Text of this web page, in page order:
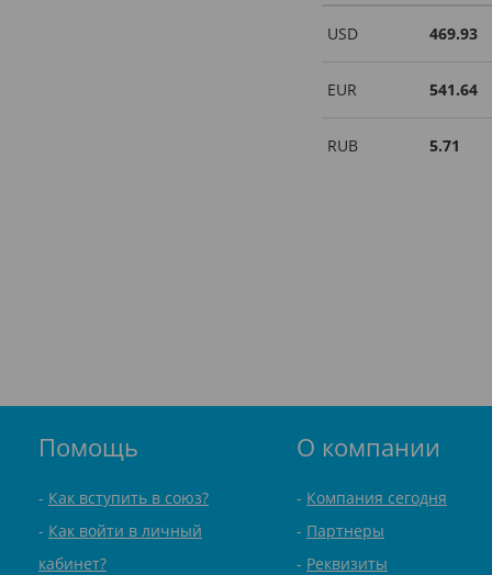
USD 469.93
EUR 541.64
RUB 5.71
Помощь
Как вступить в союз?
Как войти в личный
кабинет?
О компании
Компания сегодня
Партнеры
Реквизиты